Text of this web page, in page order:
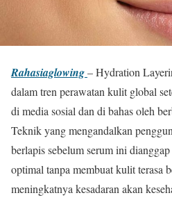
Rahasiaglowing– Hydration
dalam tren perawatan kulit global
di media sosial dan di bahas oleh
Teknik yang mengandalkan
berlapis sebelum serum ini
optimal tanpa membuat kulit terasa
meningkatnya kesadaran akan